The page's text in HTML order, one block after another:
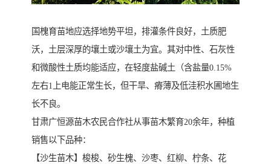
国槐育苗地应选择地势平坦，排灌条件良好，土质肥
沃，土层深厚的壤土或沙壤土为宜。其对中性、石灰性
和微酸性土质均能适应，在轻度盐碱土（含盐量0.15%
左右1上电能正常生长，但干旱、瘠薄及低洼积水圃地生
长不良。
甘肃广恒源苗木农民合作社从事苗木繁育20余年，种植
销售以下品种：
【沙生苗木】梭梭、砂生槐、沙枣、红柳、柠条、花